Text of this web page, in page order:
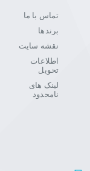
تماس با ما
برندها
نقشه سایت
اطلاعات
تحویل
لینک های
نامحدود